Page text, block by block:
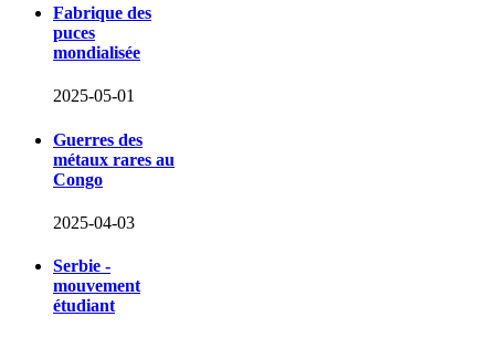
Fabrique des
puces
mondialisée
2025-05-01
Guerres des
métaux rares au
Congo
2025-04-03
Serbie -
mouvement
étudiant